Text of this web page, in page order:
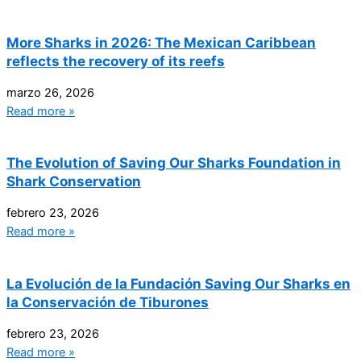
More Sharks in 2026: The Mexican Caribbean
reflects the recovery of its reefs
marzo 26, 2026
Read more »
The Evolution of Saving Our Sharks Foundation in
Shark Conservation
febrero 23, 2026
Read more »
La Evolución de la Fundación Saving Our Sharks en
la Conservación de Tiburones
febrero 23, 2026
Read more »